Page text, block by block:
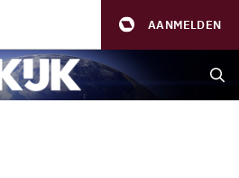
AANMELDEN